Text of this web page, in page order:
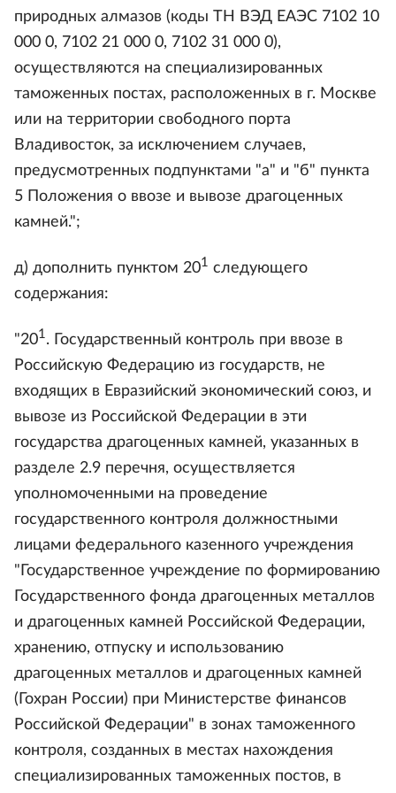
природных алмазов (коды TH ВЭД ЕАЭС 7102 10
000 0, 7102 21 000 0, 7102 31 000 0),
осуществляются на специализированных
таможенных постах, расположенных в г. Москве
или на территории свободного порта
Владивосток, за исключением случаев,
предусмотренных подпунктами "а" и "б" пункта
5 Положения о ввозе и вывозе драгоценных
камней.";
д) дополнить пунктом 201 следующего
содержания:
"201. Государственный контроль при ввозе в
Российскую Федерацию из государств, не
входящих в Евразийский экономический союз, и
вывозе из Российской Федерации в эти
государства драгоценных камней, указанных в
разделе 2.9 перечня, осуществляется
уполномоченными на проведение
государственного контроля должностными
лицами федерального казенного учреждения
"Государственное учреждение по формированию
Государственного фонда драгоценных металлов
и драгоценных камней Российской Федерации,
хранению, отпуску и использованию
драгоценных металлов и драгоценных камней
(Гохран России) при Министерстве финансов
Российской Федерации" в зонах таможенного
контроля, созданных в местах нахождения
специализированных таможенных постов, в